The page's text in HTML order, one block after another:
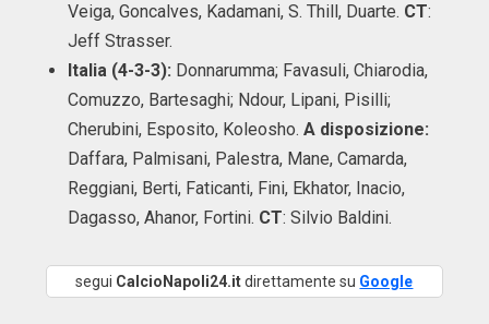
Veiga, Goncalves, Kadamani, S. Thill, Duarte. CT:
Jeff Strasser.
Italia (4-3-3): Donnarumma; Favasuli, Chiarodia,
Comuzzo, Bartesaghi; Ndour, Lipani, Pisilli;
Cherubini, Esposito, Koleosho. A disposizione:
Daffara, Palmisani, Palestra, Mane, Camarda,
Reggiani, Berti, Faticanti, Fini, Ekhator, Inacio,
Dagasso, Ahanor, Fortini. CT: Silvio Baldini.
segui CalcioNapoli24.itdirettamente su Google